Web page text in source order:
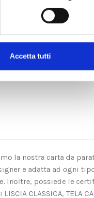
Accetta tutti
la nostra carta da
e adatta ad ogni
possiede le
CLASSICA, TELA